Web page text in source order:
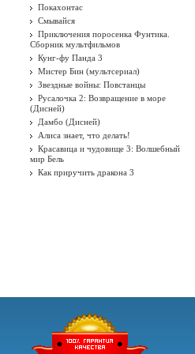
Покахонтас
Смывайся
Приключения поросенка Фунтика.
Сборник мультфильмов
Кунг-фу Панда 3
Мистер Бин (мультсериал)
Звездные войны: Повстанцы
Русалочка 2: Возвращение в море
(Дисней)
Дамбо (Дисней)
Алиса знает, что делать!
Красавица и чудовище 3: Волшебный
мир Бель
Как приручить дракона 3